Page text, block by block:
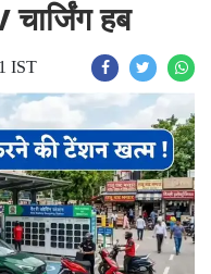
हब
IST